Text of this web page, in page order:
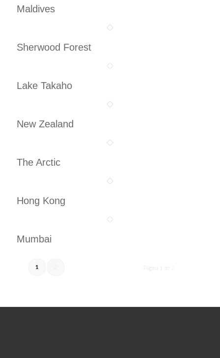
Maldives
Sherwood Forest
Lake Takaho
New Zealand
The Arctic
Hong Kong
Mumbai
Página 1 de 2
1